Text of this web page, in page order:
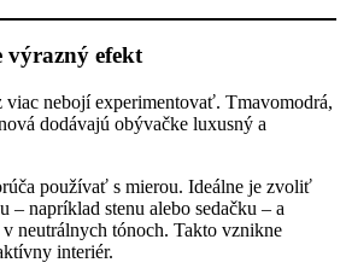
výrazný efekt
viac nebojí experimentovať. Tmavomodrá,
dodávajú obývačke luxusný a
používať s mierou. Ideálne je zvoliť
– napríklad stenu alebo sedačku – a
neutrálnych tónoch. Takto vznikne
interiér.